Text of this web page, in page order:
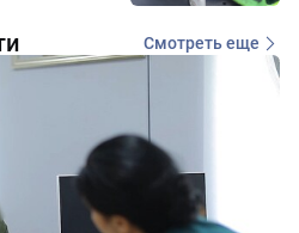
Смотреть еще